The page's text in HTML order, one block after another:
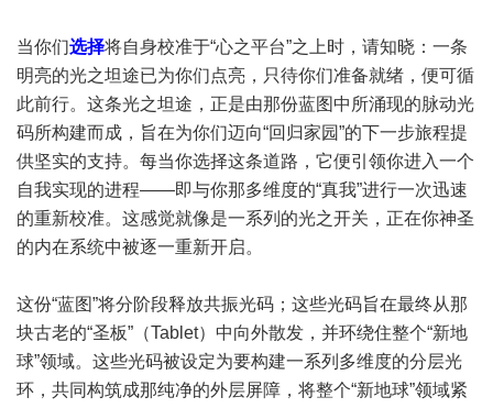
当你们选择将自身校准于“心之平台”之上时，请知晓：一条
明亮的光之坦途已为你们点亮，只待你们准备就绪，便可循
此前行。这条光之坦途，正是由那份蓝图中所涌现的脉动光
码所构建而成，旨在为你们迈向“回归家园”的下一步旅程提
供坚实的支持。每当你选择这条道路，它便引领你进入一个
自我实现的进程——即与你那多维度的“真我”进行一次迅速
的重新校准。这感觉就像是一系列的光之开关，正在你神圣
的内在系统中被逐一重新开启。
这份“蓝图”将分阶段释放共振光码；这些光码旨在最终从那
块古老的“圣板”（Tablet）中向外散发，并环绕住整个“新地
球”领域。这些光码被设定为要构建一系列多维度的分层光
环，共同构筑成那纯净的外层屏障，将整个“新地球”领域紧